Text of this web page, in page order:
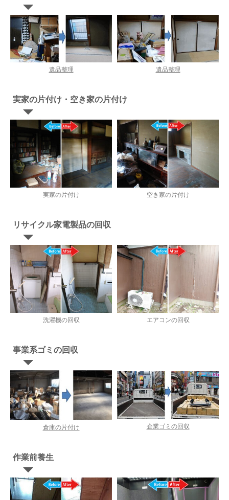
遺品整理 遺品整理
実家の片付け・空き家の片付け
実家の片付け 空き家の片付け
リサイクル家電製品の回収
洗濯機の回収 エアコンの回収
事業系ゴミの回収
倉庫の片付け 企業ゴミの回収
作業前養生